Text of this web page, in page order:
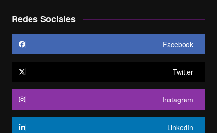
Redes Sociales
Facebook
Twitter
Instagram
LinkedIn